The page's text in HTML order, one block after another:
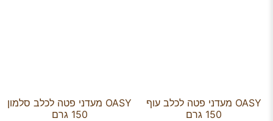
OASY מעדני פטה לכלב עוף
150 גרם
OASY מעדני פטה לכלב סלמון
150 גרם